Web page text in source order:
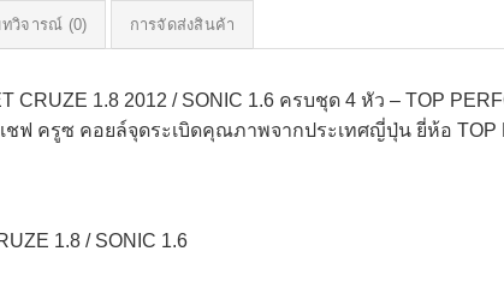
วิจารณ์ (0) การจัดส่งสินค้า
CRUZE 1.8 2012 / SONIC 1.6 ครบชุด 4 หัว – TOP
ชฟ ครูซ คอยล์จุดระเบิดคุณภาพจากประเทศญี่ปุ่น ยี่ห้อ TOP
1.8 / SONIC 1.6